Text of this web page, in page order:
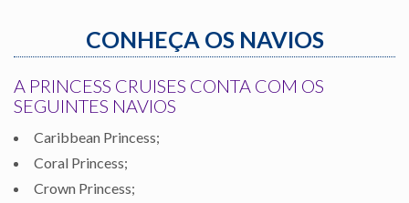
CONHEÇA OS NAVIOS
A PRINCESS CRUISES CONTA COM OS
SEGUINTES NAVIOS
Caribbean Princess;
Coral Princess;
Crown Princess;